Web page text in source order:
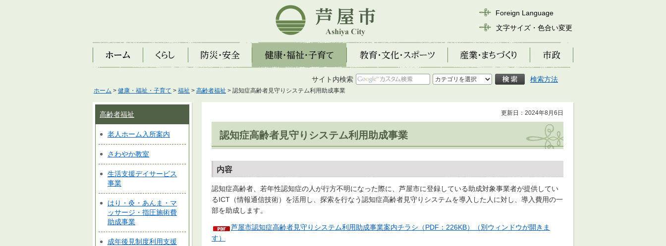
芦屋市
Foreign Language
文字サイズ・色合い変更
ホーム くらし 防災・安全 健康・福祉・子育て 教育・文化・スポーツ 産業・まちづくり 市政
サイト内検索 検索方法
ホーム > 健康・福祉・子育て > 福祉 > 高齢者福祉 > 認知症高齢者見守りシステム利用助成事業
高齢者福祉
老人ホーム入所案内
さわやか教室
生活支援デイサービス
事業
はり・灸・あんま・マ
ッサージ・指圧施術費
助成事業
成年後見制度利用支援
更新日：2024年8月6日
認知症高齢者見守りシステム利用助成事業
内容
認知症高齢者、若年性認知症の人が行方不明になった際に、芦屋市に登録している助成対象事業者が提供してい
るICT（情報通信技術）を活用し、探索を行なう認知症高齢者見守りシステムを導入した人に対し、導入費用の一
部を助成します。
芦屋市認知症高齢者見守りシステム利用助成事業案内チラシ（PDF：226KB）（別ウィンドウが開きま
す）